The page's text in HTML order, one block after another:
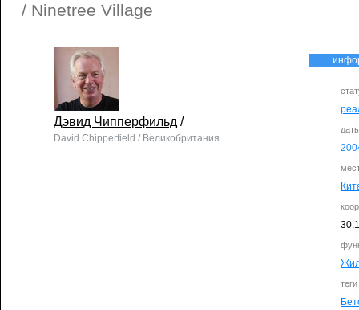
/ Ninetree Village
теги
Дэвид Чипперфильд /
David Chipperfield / Великобритания